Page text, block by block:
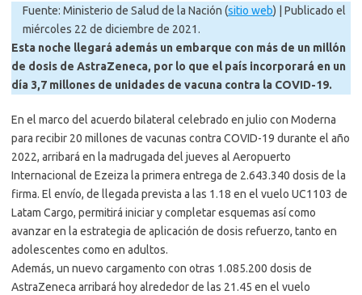
Fuente: Ministerio de Salud de la Nación (sitio web) | Publicado el
miércoles 22 de diciembre de 2021.
Esta noche llegará además un embarque con más de un millón
de dosis de AstraZeneca, por lo que el país incorporará en un
día 3,7 millones de unidades de vacuna contra la COVID-19.
En el marco del acuerdo bilateral celebrado en julio con Moderna
para recibir 20 millones de vacunas contra COVID-19 durante el año
2022, arribará en la madrugada del jueves al Aeropuerto
Internacional de Ezeiza la primera entrega de 2.643.340 dosis de la
firma. El envío, de llegada prevista a las 1.18 en el vuelo UC1103 de
Latam Cargo, permitirá iniciar y completar esquemas así como
avanzar en la estrategia de aplicación de dosis refuerzo, tanto en
adolescentes como en adultos.
Además, un nuevo cargamento con otras 1.085.200 dosis de
AstraZeneca arribará hoy alrededor de las 21.45 en el vuelo